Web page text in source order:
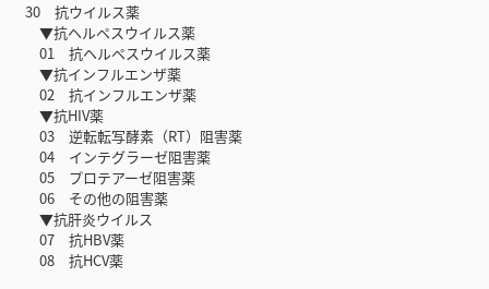
30 抗ウイルス薬
▼抗ヘルペスウイルス薬
01 抗ヘルペスウイルス薬
▼抗インフルエンザ薬
02 抗インフルエンザ薬
▼抗HIV薬
03 逆転転写酵素（RT）阻害薬
04 インテグラーゼ阻害薬
05 プロテアーゼ阻害薬
06 その他の阻害薬
▼抗肝炎ウイルス
07 抗HBV薬
08 抗HCV薬